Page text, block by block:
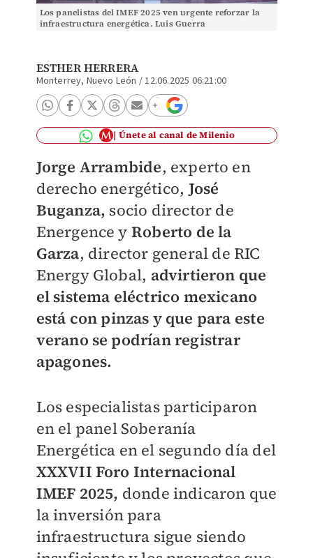
Los panelistas del IMEF 2025 ven urgente reforzar la
infraestructura energética. Luis Guerra
ESTHER HERRERA
Monterrey, Nuevo León /12.06.2025 06:21:00
Únete al canal de Milenio
Jorge Arrambide, experto en
derecho energético, José
Buganza, socio director de
Energence y Roberto de la
Garza, director general de RIC
Energy Global, advirtieron que
el sistema eléctrico mexicano
está con pinzas y que para este
verano se podrían registrar
apagones.
Los especialistas participaron
en el panel Soberanía
Energética en el segundo día del
XXXVII Foro Internacional
IMEF 2025, donde indicaron que
la inversión para
infraestructura sigue siendo